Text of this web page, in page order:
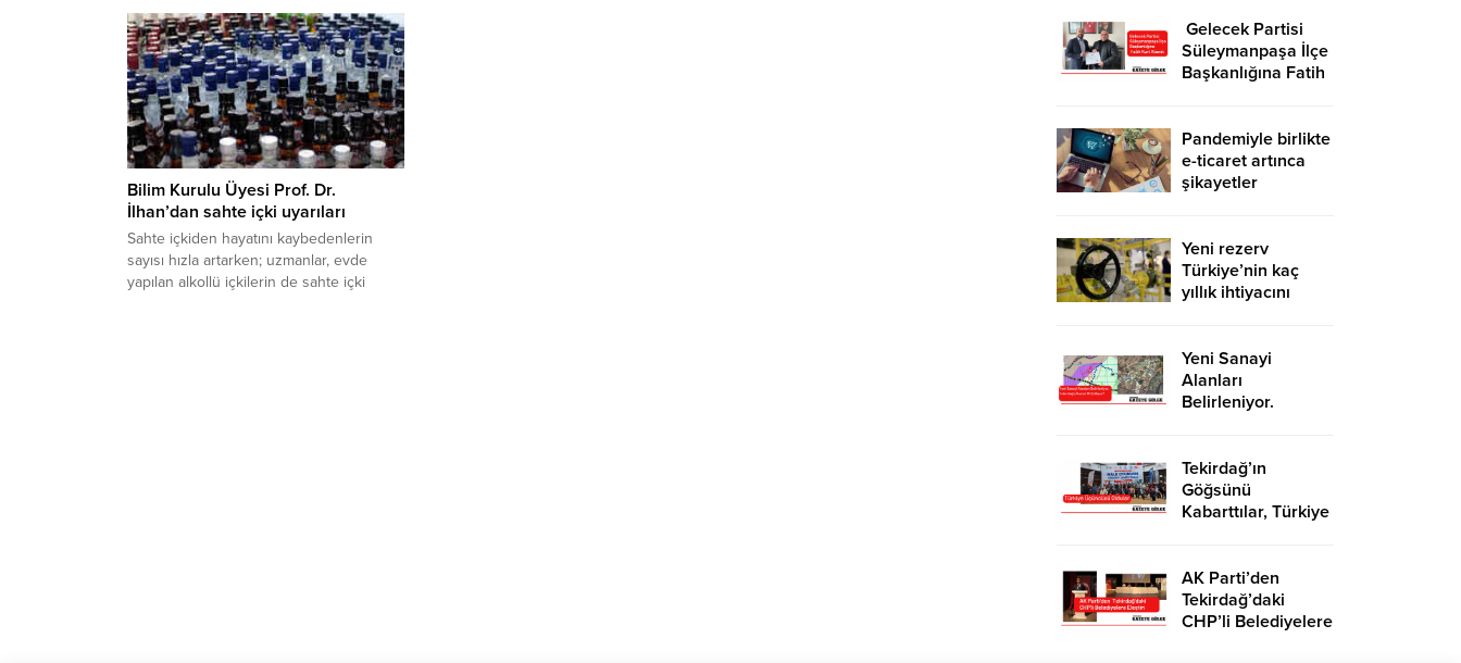
Bilim Kurulu Üyesi Prof. Dr.
İlhan’dan sahte içki uyarıları
Sahte içkiden hayatını kaybedenlerin
sayısı hızla artarken; uzmanlar, evde
yapılan alkollü içkilerin de sahte içki
Gelecek Partisi
Süleymanpaşa İlçe
Başkanlığına Fatih
Pandemiyle birlikte
e-ticaret artınca
şikayetler
Yeni rezerv
Türkiye’nin kaç
yıllık ihtiyacını
Yeni Sanayi
Alanları
Belirleniyor.
Tekirdağ’ın
Göğsünü
Kabarttılar, Türkiye
AK Parti’den
Tekirdağ’daki
CHP’li Belediyelere